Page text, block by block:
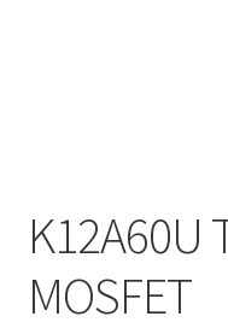
K12A60U
MOSFET